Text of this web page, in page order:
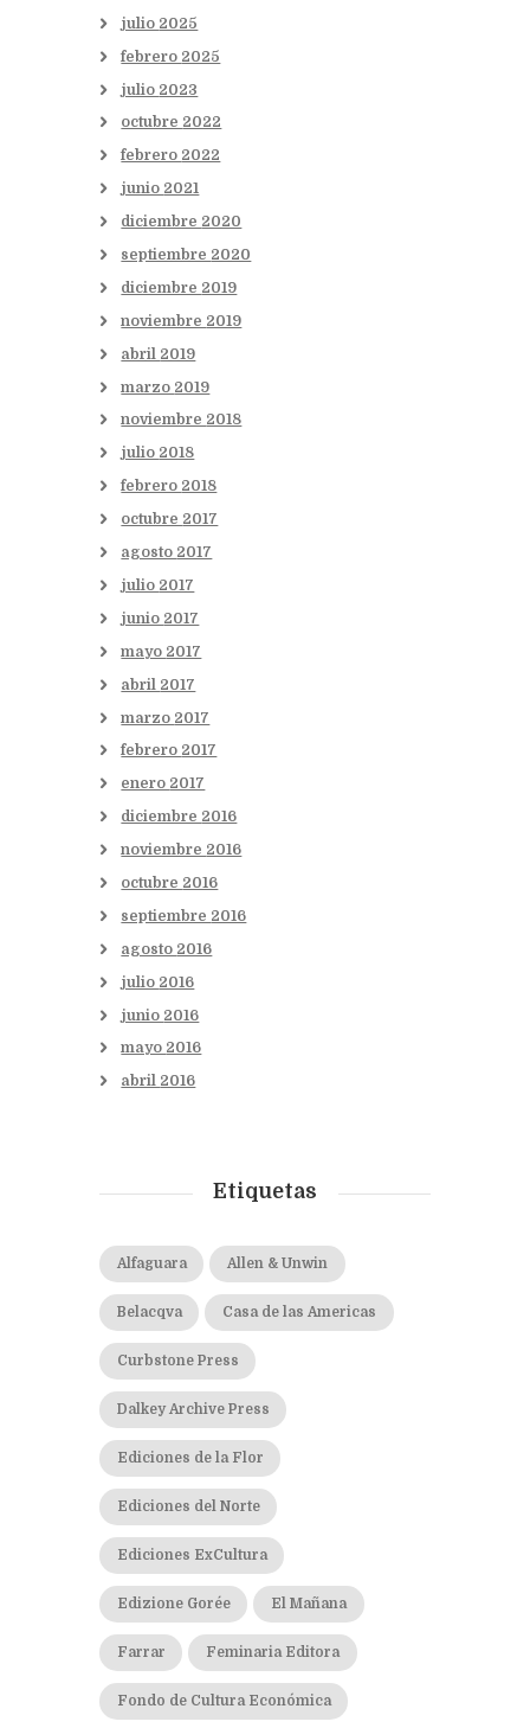
julio 2025
febrero 2025
julio 2023
octubre 2022
febrero 2022
junio 2021
diciembre 2020
septiembre 2020
diciembre 2019
noviembre 2019
abril 2019
marzo 2019
noviembre 2018
julio 2018
febrero 2018
octubre 2017
agosto 2017
julio 2017
junio 2017
mayo 2017
abril 2017
marzo 2017
febrero 2017
enero 2017
diciembre 2016
noviembre 2016
octubre 2016
septiembre 2016
agosto 2016
julio 2016
junio 2016
mayo 2016
abril 2016
Etiquetas
Alfaguara Allen & Unwin
Belacqva Casa de las Americas
Curbstone Press
Dalkey Archive Press
Ediciones de la Flor
Ediciones del Norte
Ediciones ExCultura
Edizione Gorée El Mañana
Farrar Feminaria Editora
Fondo de Cultura Económica